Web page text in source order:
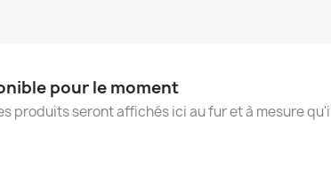
pour le moment
produits seront affichés ici au fur et à mesure